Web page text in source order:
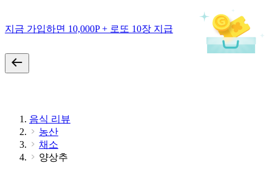
지금 가입하면 10,000P + 로또 10장 지급
음식 리뷰
농산
채소
양상추